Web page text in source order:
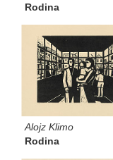
Rodina
Alojz Klimo
Rodina